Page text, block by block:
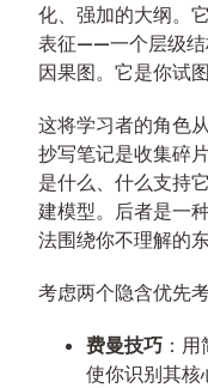
化、强加的大纲。
表征——一个层级结
因果图。它是你试
这将学习者的角色
抄写笔记是收集碎
是什么、什么支持
建模型。后者是一
法围绕你不理解的
考虑两个隐含优先
费曼技巧 ：
使你识别其核